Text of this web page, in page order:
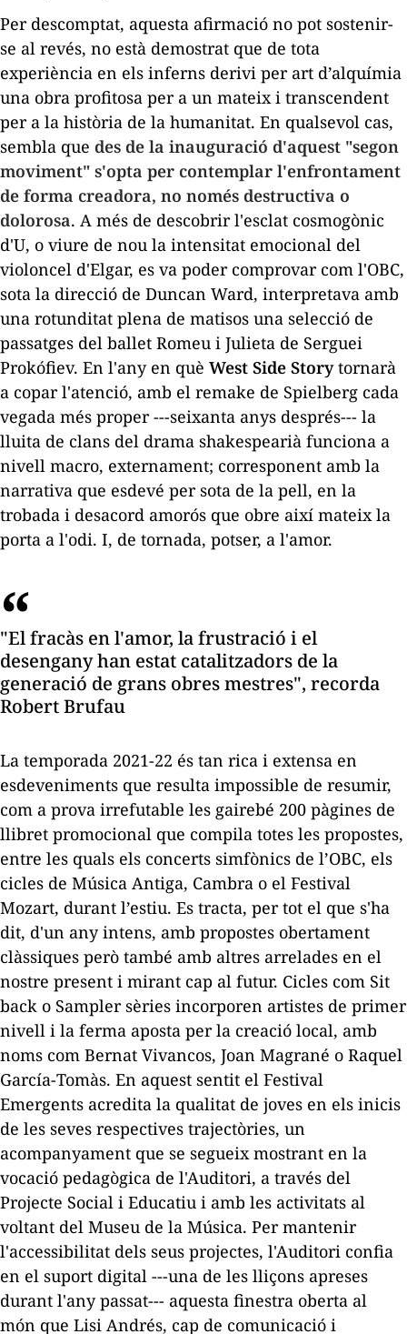
Per descomptat, aquesta afirmació no pot sostenir-
se al revés, no està demostrat que de tota
experiència en els inferns derivi per art d’alquímia
una obra profitosa per a un mateix i transcendent
per a la història de la humanitat. En qualsevol cas,
sembla que des de la inauguració d'aquest "segon
moviment" s'opta per contemplar l'enfrontament
de forma creadora, no només destructiva o
dolorosa. A més de descobrir l'esclat cosmogònic
d'U, o viure de nou la intensitat emocional del
violoncel d'Elgar, es va poder comprovar com l'OBC,
sota la direcció de Duncan Ward, interpretava amb
una rotunditat plena de matisos una selecció de
passatges del ballet Romeu i Julieta de Serguei
Prokófiev. En l'any en què West Side Storytornarà
a copar l'atenció, amb el remake de Spielberg cada
vegada més proper ---seixanta anys després--- la
lluita de clans del drama shakespearià funciona a
nivell macro, externament; corresponent amb la
narrativa que esdevé per sota de la pell, en la
trobada i desacord amorós que obre així mateix la
porta a l'odi. I, de tornada, potser, a l'amor.
"El fracàs en l'amor, la frustració i el
desengany han estat catalitzadors de la
generació de grans obres mestres", recorda
Robert Brufau
La temporada 2021-22 és tan rica i extensa en
esdeveniments que resulta impossible de resumir,
com a prova irrefutable les gairebé 200 pàgines de
llibret promocional que compila totes les propostes,
entre les quals els concerts simfònics de l’OBC, els
cicles de Música Antiga, Cambra o el Festival
Mozart, durant l’estiu. Es tracta, per tot el que s'ha
dit, d'un any intens, amb propostes obertament
clàssiques però també amb altres arrelades en el
nostre present i mirant cap al futur. Cicles com Sit
back o Sampler sèries incorporen artistes de primer
nivell i la ferma aposta per la creació local, amb
noms com Bernat Vivancos, Joan Magrané o Raquel
García-Tomàs. En aquest sentit el Festival
Emergents acredita la qualitat de joves en els inicis
de les seves respectives trajectòries, un
acompanyament que se segueix mostrant en la
vocació pedagògica de l'Auditori, a través del
Projecte Social i Educatiu i amb les activitats al
voltant del Museu de la Música. Per mantenir
l'accessibilitat dels seus projectes, l'Auditori confia
en el suport digital ---una de les lliçons apreses
durant l'any passat--- aquesta finestra oberta al
món que Lisi Andrés, cap de comunicació i